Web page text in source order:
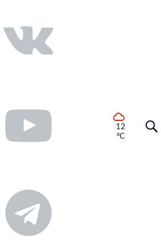
12
°C